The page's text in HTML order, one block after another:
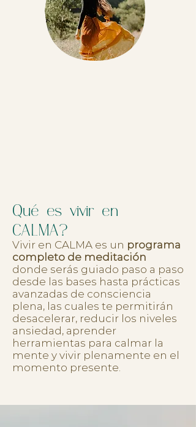
Vivir en CALMA es un programa
completo de meditación
donde serás guiado paso a paso
desde las bases hasta prácticas
avanzadas de consciencia
plena, las cuales te permitirán
desacelerar, reducir los niveles
ansiedad, aprender
herramientas para calmar la
mente y vivir plenamente en el
momento presente.
Qué es vivir en
CALMA?